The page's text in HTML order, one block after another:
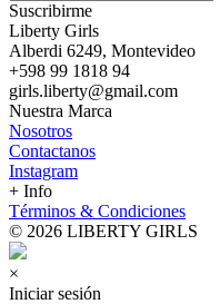
Suscribirme
Liberty Girls
Alberdi 6249, Montevideo
+598 99 1818 94
girls.liberty@gmail.com
Nuestra Marca
Nosotros
Contactanos
Instagram
+ Info
Términos & Condiciones
© 2026 LIBERTY GIRLS
×
Iniciar sesión